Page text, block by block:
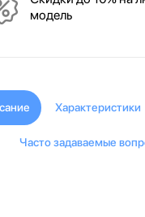
модель
Характеристики
Часто задаваемые